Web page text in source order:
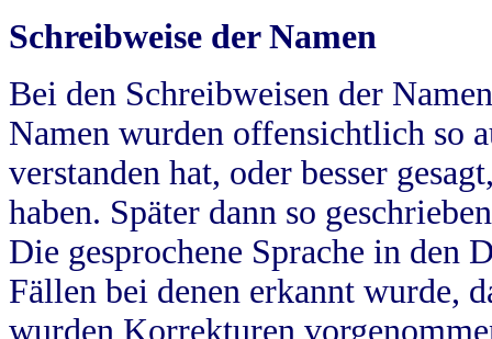
Schreibweise der Namen
Bei den Schreibweisen der
Namen wurden offensichtlich so
verstanden hat, oder besser
haben. Später dann so
Die gesprochene Sprache in
Fällen bei denen erkannt wurde,
wurden Korrekturen